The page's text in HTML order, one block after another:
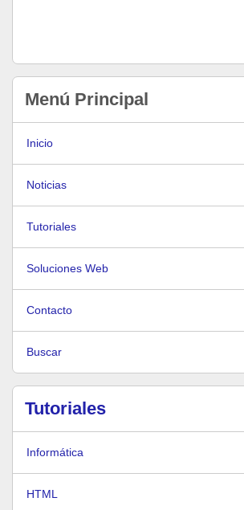
Menú Principal
Inicio
Noticias
Tutoriales
Soluciones Web
Contacto
Buscar
Tutoriales
Informática
HTML